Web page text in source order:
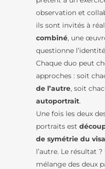
observation et
ils sont invités à
combiné, une
questionne
Chaque duo peut
approches : soit
de l’autre, soit
autoportrait.
Une fois les deux
portraits est
de symétrie du
l’autre. Le résultat
mélange des deux